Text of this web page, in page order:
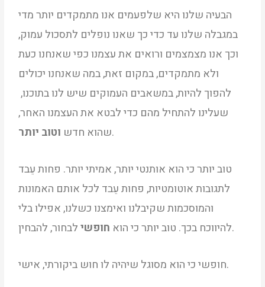
הבעיה שלנו היא שלפעמים אנו מתמקדים יותר מדי
במגבלה שלנו עד כדי כך שאנו נופלים לתסכול עמוק,
וכך אנו מצמצמים ורואים את עצמנו כפי שאנחנו כעת
ולא מתמקדים, במקום זאת, במה שאנחנו יכולים
להפוך להיות, במשאבים העמוקים שיש לנו בתוכנו,
שעלינו להתחיל מהם כדי לבטא את העצמנו האחר,
שהוא חדש וטוב יותר .
טוב יותר כי הוא אותנטי יותר, אמיתי יותר. פחות עֵבד
לתגובות אוטומטיות, פחות עֵבד לכל אותם האמונות
והמוסכמות שקיבלנו ואימצנו כשלנו, אפילו בלי
להיווכח בכך. טוב יותר כי הוא חופשי לבחור, להבחין.
חופשי כי הוא מסוגל שיהיה לו חוש ביקורתי, אישי.